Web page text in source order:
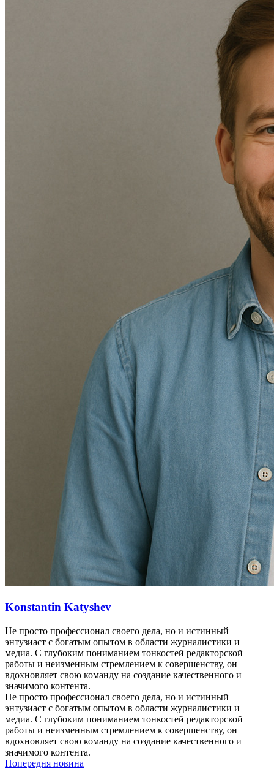
Konstantin Katyshev
Не просто профессионал своего дела, но и истинный
энтузиаст с богатым опытом в области журналистики и
медиа. С глубоким пониманием тонкостей редакторской
работы и неизменным стремлением к совершенству, он
вдохновляет свою команду на создание качественного и
значимого контента.
Не просто профессионал своего дела, но и истинный
энтузиаст с богатым опытом в области журналистики и
медиа. С глубоким пониманием тонкостей редакторской
работы и неизменным стремлением к совершенству, он
вдохновляет свою команду на создание качественного и
значимого контента.
Попередня новина